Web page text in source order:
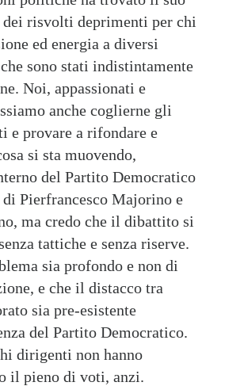
dei risvolti deprimenti per chi
ed energia a diversi
sono stati indistintamente
Noi, appassionati e
anche coglierne gli
e provare a rifondare e
si sta muovendo,
del Partito Democratico
Pierfrancesco Majorino e
ma credo che il dibattito si
tattiche e senza riserve.
sia profondo e non di
e che il distacco tra
sia pre-esistente
del Partito Democratico.
dirigenti non hanno
il pieno di voti, anzi.